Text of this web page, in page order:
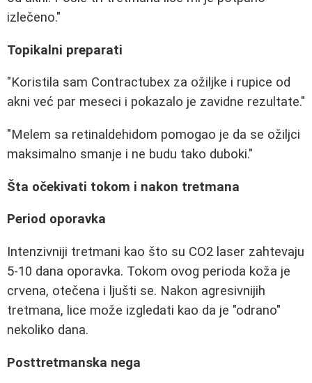
izlečeno."
Topikalni preparati
"Koristila sam Contractubex za ožiljke i rupice od
akni već par meseci i pokazalo je zavidne rezultate."
"Melem sa retinaldehidom pomogao je da se ožiljci
maksimalno smanje i ne budu tako duboki."
Šta očekivati tokom i nakon tretmana
Period oporavka
Intenzivniji tretmani kao što su CO2 laser zahtevaju
5-10 dana oporavka. Tokom ovog perioda koža je
crvena, otečena i ljušti se. Nakon agresivnijih
tretmana, lice može izgledati kao da je "odrano"
nekoliko dana.
Posttretmanska nega